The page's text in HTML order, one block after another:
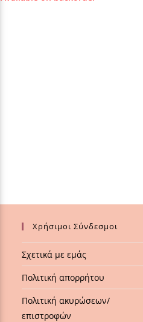
Χρήσιμοι Σύνδεσμοι
Σχετικά με εμάς
Πολιτική απορρήτου
Πολιτική ακυρώσεων/
επιστροφών